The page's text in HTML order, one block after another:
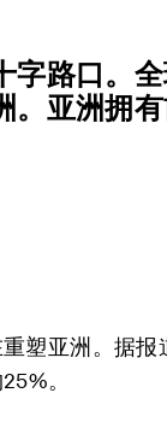
字路口。
。亚洲拥
塑亚洲。据报
。